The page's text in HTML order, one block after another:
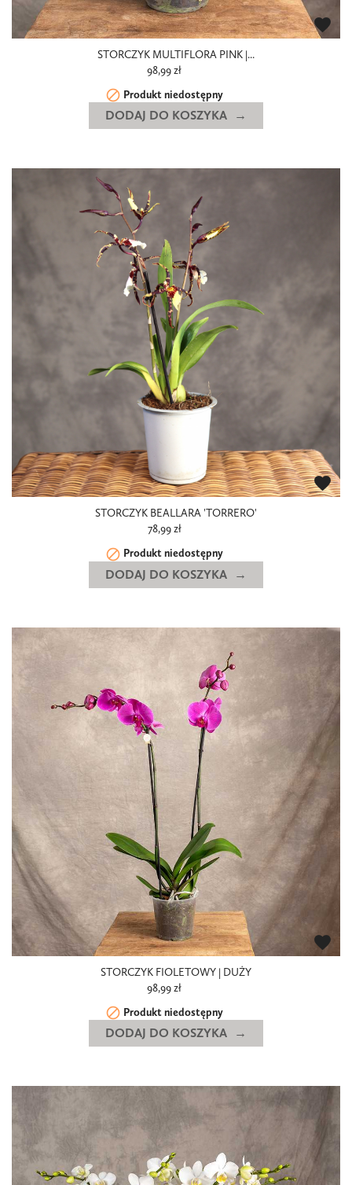
STORCZYK MULTIFLORA PINK |...
98,99 zł
 Produkt niedostępny
favorite
DODAJ DO KOSZYKA
STORCZYK BEALLARA 'TORRERO'
78,99 zł
 Produkt niedostępny
favorite
DODAJ DO KOSZYKA
STORCZYK FIOLETOWY | DUŻY
98,99 zł
 Produkt niedostępny
favorite
DODAJ DO KOSZYKA